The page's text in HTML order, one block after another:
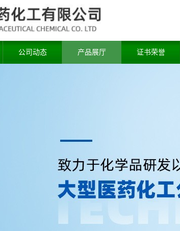
公司动态 产品展厅 证书荣誉